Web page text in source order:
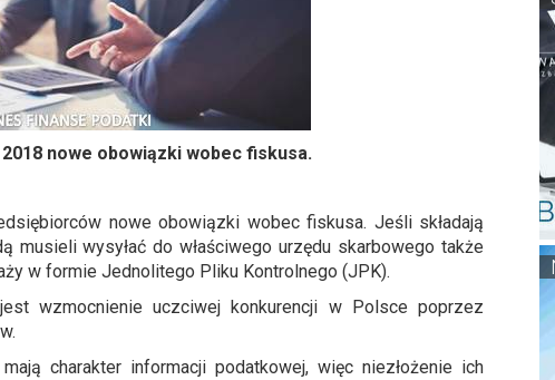
nowe obowiązki wobec fiskusa.
nowe obowiązki wobec fiskusa. Jeśli składają
musieli wysyłać do właściwego urzędu skarbowego także
w formie Jednolitego Pliku Kontrolnego (JPK).
wzmocnienie uczciwej konkurencji w Polsce poprzez
charakter informacji podatkowej, więc niezłożenie ich